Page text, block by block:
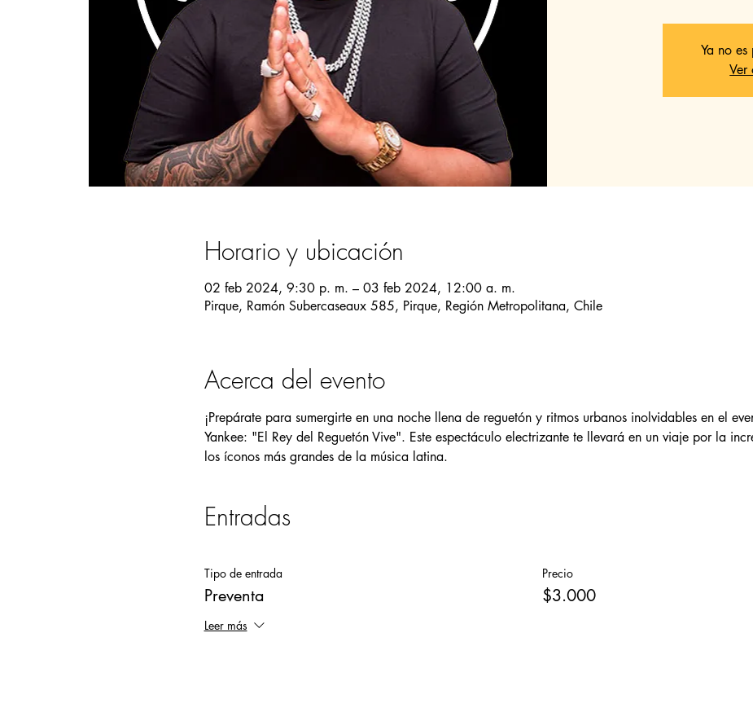
Ya no es
Ver
Horario y ubicación
02 feb 2024, 9:30 p. m. – 03 feb 2024, 12:00 a. m.
Pirque, Ramón Subercaseaux 585, Pirque, Región Metropolitana, Chile
Acerca del evento
¡Prepárate para sumergirte en una noche llena de reguetón y ritmos urbanos inolvidables en el
Yankee: "El Rey del Reguetón Vive". Este espectáculo electrizante te llevará en un viaje por la
los íconos más grandes de la música latina.
Entradas
Tipo de entrada
Preventa
Leer más
Precio
$3.000